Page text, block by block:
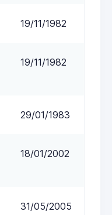
19/11/1982
19/11/1982
29/01/1983
18/01/2002
31/05/2005